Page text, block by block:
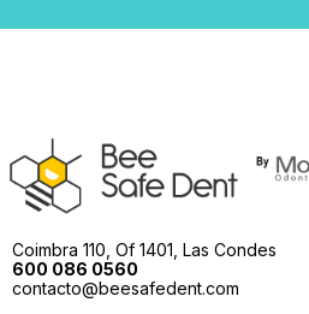
Coimbra 110, Of 1401, Las Condes
600 086 0560
contacto@beesafedent.com